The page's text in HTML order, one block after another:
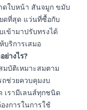
ดใบหน้า สันจมูก ขมับ
ดที่สุด แว่นที่ซื้อกับ
ข้ามาปรับทรงได้
บริการเสมอ
ย่างไร?
บัติเหมาะสมตาม
ช่วยควบคุมงบ
เรามีเลนส์ทุกชนิด
งการในการใช้